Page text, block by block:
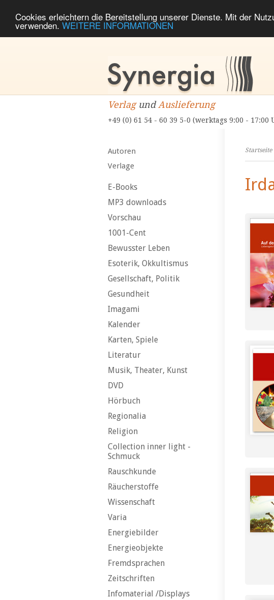
Cookies erleichtern die Bereitstellung unserer Dienste. Mit der
verwenden. WEITERE INFORMATIONEN
VerlagundAuslieferung
+49 (0) 61 54 - 60 39 5-0 (werktags 9:00 - 17:00
Autoren
Verlage
E-Books
MP3 downloads
Vorschau
1001-Cent
Bewusster Leben
Esoterik, Okkultismus
Gesellschaft, Politik
Gesundheit
Imagami
Kalender
Karten, Spiele
Literatur
Musik, Theater, Kunst
DVD
Hörbuch
Regionalia
Religion
Collection inner light -
Schmuck
Rauschkunde
Räucherstoffe
Wissenschaft
Varia
Energiebilder
Energieobjekte
Fremdsprachen
Zeitschriften
Infomaterial /Displays
Startseite